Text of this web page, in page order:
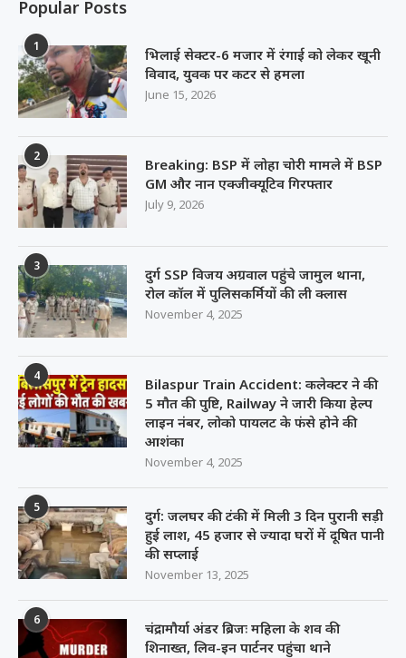
Popular Posts
1
भिलाई सेक्टर-6 मजार में रंगाई को लेकर खूनी
विवाद, युवक पर कटर से हमला
June 15, 2026
2
Breaking: BSP में लोहा चोरी मामले में BSP
GM और नान एक्जीक्यूटिव गिरफ्तार
July 9, 2026
3
दुर्ग SSP विजय अग्रवाल पहुंचे जामुल थाना,
रोल कॉल में पुलिसकर्मियों की ली क्लास
November 4, 2025
4
Bilaspur Train Accident: कलेक्टर ने की
5 मौत की पुष्टि, Railway ने जारी किया हेल्प
लाइन नंबर, लोको पायलट के फंसे होने की
आशंका
November 4, 2025
5
दुर्ग: जलघर की टंकी में मिली 3 दिन पुरानी सड़ी
हुई लाश, 45 हजार से ज्यादा घरों में दूषित पानी
की सप्लाई
November 13, 2025
6
चंद्रामौर्या अंडर ब्रिजः महिला के शव की
शिनाख्त, लिव-इन पार्टनर पहुंचा थाने